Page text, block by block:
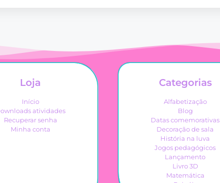
Loja
Início
atividades
Recuperar senha
Minha conta
Categorias
Alfabetização
Blog
Datas comemorativas
Decoração de sala
História na luva
Jogos pedagógicos
Lançamento
Livro 3D
Matemática